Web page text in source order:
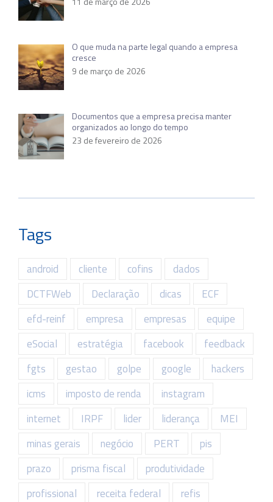
O que muda na parte legal quando a empresa
cresce
9 de março de 2026
Documentos que a empresa precisa manter
organizados ao longo do tempo
23 de fevereiro de 2026
Tags
android cliente cofins
dados
DCTFWeb
Declaração dicas
ECF
efd-reinf
empresa empresas
equipe
eSocial
estratégia facebook
feedback
fgts
gestao golpe google
hackers
icms
imposto de renda
instagram
internet
IRPF lider liderança
MEI
minas gerais
negócio PERT
pis
prazo
prisma fiscal
produtividade
profissional
receita federal
refis